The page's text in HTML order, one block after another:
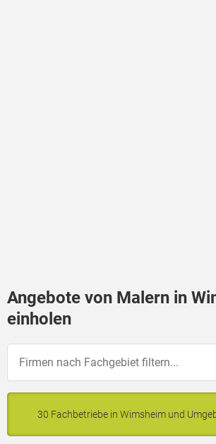
Angebote von Malern in
einholen
30 Fachbetriebe in Wimsheim und